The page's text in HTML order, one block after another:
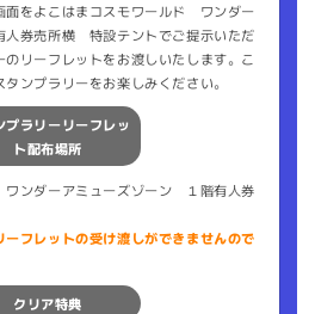
面をよこはまコスモワールド ワンダー
券売所横 特設テントでご提示いただ
リーフレットをお渡しいたします。こ
ンプラリーをお楽しみください。
プラリーリーフレッ
ト配布場所
ンダーアミューズゾーン １階有人券
フレットの受け渡しができませんので
クリア特典